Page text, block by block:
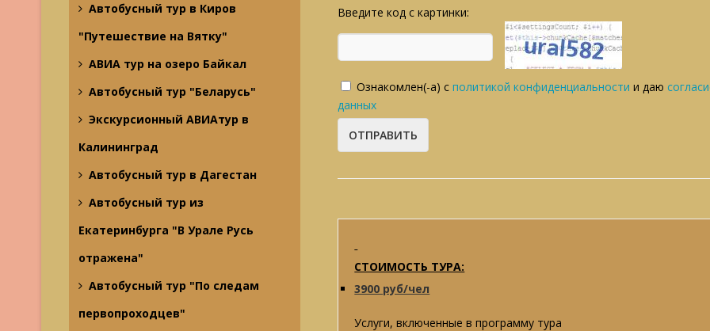
Автобусный тур в Киров
"Путешествие на Вятку"
АВИА тур на озеро Байкал
Автобусный тур "Беларусь"
Экскурсионный АВИАтур в
Калининград
Автобусный тур в Дагестан
Автобусный тур из
Екатеринбурга "В Урале Русь
отражена"
Автобусный тур "По следам
первопроходцев"
Введите код с картинки:
Ознакомлен(-а) сполитикой конфиденциальности и даю
данных
СТОИМОСТЬ ТУРА:
3900 руб/чел
Услуги, включенные в программу тура